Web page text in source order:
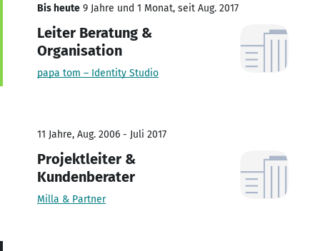
Bis heute 9 Jahre und 1 Monat, seit Aug. 2017
Leiter Beratung &
Organisation
papa tom – Identity Studio
11 Jahre, Aug. 2006 - Juli 2017
Projektleiter &
Kundenberater
Milla & Partner